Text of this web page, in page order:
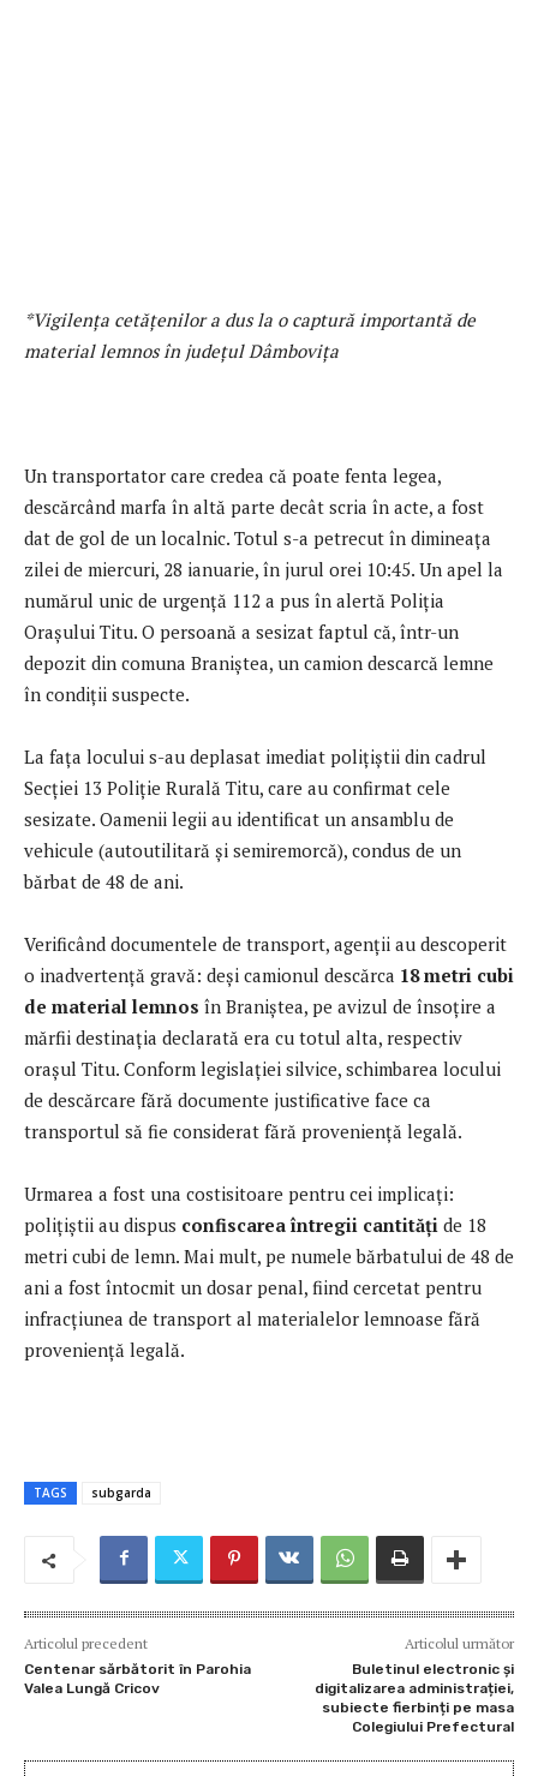
*Vigilența cetățenilor a dus la o captură importantă de
material lemnos în județul Dâmbovița
Un transportator care credea că poate fenta legea,
descărcând marfa în altă parte decât scria în acte, a fost
dat de gol de un localnic. Totul s-a petrecut în dimineața
zilei de miercuri, 28 ianuarie, în jurul orei 10:45. Un apel la
numărul unic de urgență 112 a pus în alertă Poliția
Orașului Titu. O persoană a sesizat faptul că, într-un
depozit din comuna Braniștea, un camion descarcă lemne
în condiții suspecte.
La fața locului s-au deplasat imediat polițiștii din cadrul
Secției 13 Poliție Rurală Titu, care au confirmat cele
sesizate. Oamenii legii au identificat un ansamblu de
vehicule (autoutilitară și semiremorcă), condus de un
bărbat de 48 de ani.
Verificând documentele de transport, agenții au descoperit
o inadvertență gravă: deși camionul descărca 18 metri cubi
de material lemnos în Braniștea, pe avizul de însoțire a
mărfii destinația declarată era cu totul alta, respectiv
orașul Titu. Conform legislației silvice, schimbarea locului
de descărcare fără documente justificative face ca
transportul să fie considerat fără proveniență legală.
Urmarea a fost una costisitoare pentru cei implicați:
polițiștii au dispus confiscarea întregii cantități de 18
metri cubi de lemn. Mai mult, pe numele bărbatului de 48 de
ani a fost întocmit un dosar penal, fiind cercetat pentru
infracțiunea de transport al materialelor lemnoase fără
proveniență legală.
TAGS subgarda
Articolul precedent
Centenar sărbătorit în Parohia
Valea Lungă Cricov
Articolul următor
Buletinul electronic și
digitalizarea administrației,
subiecte fierbinți pe masa
Colegiului Prefectural